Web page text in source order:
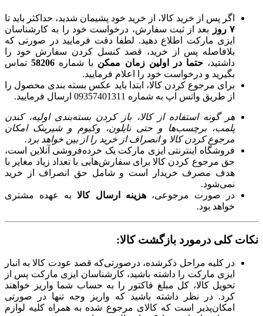
اگر پس از خرید کالا، از خرید خود پشیمان شدید، حداکثر باید تا
۷ روز
بعد از ثبت سفارش، درخواست خود را به کارشناسان
ایزی مارکت اطلاع دهید. لطفا دقت فرمایید در صورتی که
بلافاصله پس از خرید، قصد کنسل کردن سفارش خود را
داشتید،حتما در اولین زمان ممکن با شماره 58206تماس
بگیرید و درخواست خود را اعلام فرمایید.
برای مرجوع کردن کالا، ابتدا باید عکس بسته بندی محصول را
از طریق واتس اپ به شماره 09357401311 ارسال فرمایید.
هر گونه استفاده از کالا، باز کردن بسته‌بندی اولیه، کندن
پلمب، برچسب‌ها و حتی نایلون، وکیوم و شیرینک امکان
مرجوع کردن کالا و انصراف از خرید را از بین خواهد برد.
فروشگاه اینترنتی ایزی مارکت یک خرده‌فروشی آنلاین است،
حق مرجوع کردن کالا برای سفارش‌هایی با تعداد زیاد مغایر با
هدف مصرف خریدار است و شامل حق انصراف از خرید
نمی‌شود.
در صورت مرجوعی،هزینه ارسال کالابه عهده مشتری
خواهد بود.
نکات کلی درمورد بازگشت کالا:
در کلیه مراحل ذکرشده، درصورتی‌که قصد عودت کالا به انبار
ایزی مارکت را داشته باشید، کارشناسان ایزی مارکت پس از
تحویل کالا، کل مبلغ فاکتور را به حساب شما واریز خواهند
کرد. در نظر داشته باشید که واریز وجه تنها در صورتی
امکان‌پذیر است که کالای مرجوع شده به همراه کلیه لوازم